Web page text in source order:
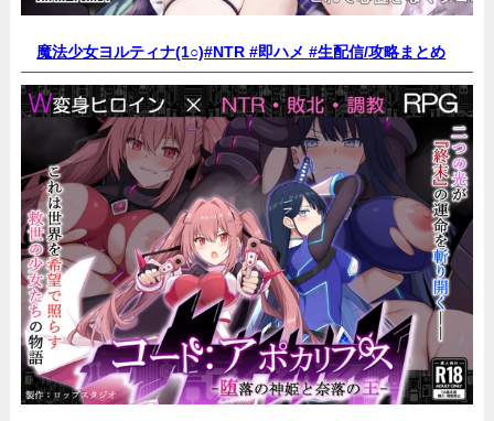
魔法少女ヨルティナ(1○)#NTR #即ハメ #生配信/攻略まとめ